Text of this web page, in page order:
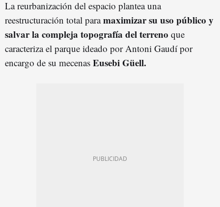
La reurbanización del espacio plantea una
reestructuración total paramaximizar su uso público y
salvar la compleja topografía del terreno que
caracteriza el parque ideado por Antoni Gaudí por
encargo de su mecenas Eusebi Güell.